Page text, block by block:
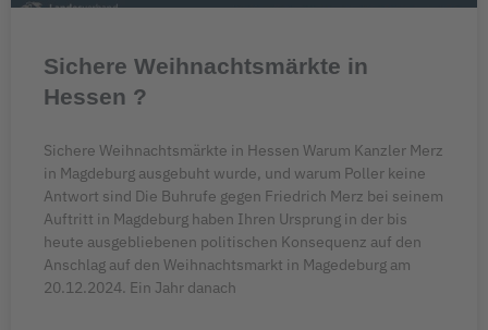
Sichere Weihnachtsmärkte in
Hessen ?
Sichere Weihnachtsmärkte in Hessen Warum Kanzler Merz
in Magdeburg ausgebuht wurde, und warum Poller keine
Antwort sind Die Buhrufe gegen Friedrich Merz bei seinem
Auftritt in Magdeburg haben Ihren Ursprung in der bis
heute ausgebliebenen politischen Konsequenz auf den
Anschlag auf den Weihnachtsmarkt in Magedeburg am
20.12.2024. Ein Jahr danach